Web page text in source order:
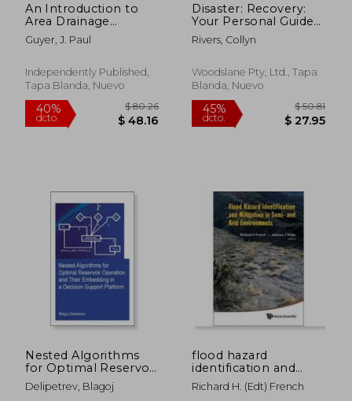
40% 40%
dcto.
An Introduction to
Area Drainage
Systems (en Inglés)
Guyer, J. Paul
Independently Published,
Tapa Blanda, Nuevo
Disaster: Recovery:
Your Personal Guide
to Surviving the First
few Weeks (en
Rivers, Collyn
Woodslane Pty, Ltd., Tapa
Blanda, Nuevo
Nested Algorithms
for Optimal Reservoir
Operation and Their
Embedding in a
Delipetrev, Blagoj
flood hazard
identification and
mitigation in semi-
and arid
Richard H. (edt) French